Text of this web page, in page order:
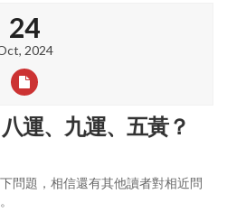
24
2024
運、九運、五黃？
問題，相信還有其他讀者對相近問